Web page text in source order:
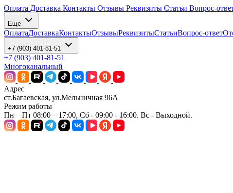
Оплата Доставка Контакты Отзывы Реквизиты Статьи Вопрос-
Еще
ОплатаДоставкаКонтактыОтзывыРеквизитыСтатьиВопрос-ответ
+7 (903) 401-81-51
+7 (903) 401-81-51
Многоканальный
Адрес
ст.Багаевская, ул.Мельничная 96А
Режим работы
Пн—Пт 08:00 – 17:00, Сб - 09:00 - 16:00. Вс - Выходной.